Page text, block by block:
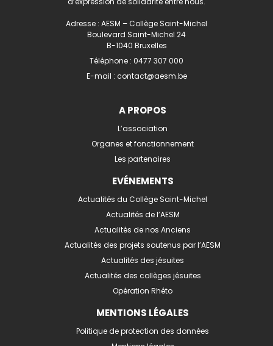
Adresse : AESM – Collège Saint-Michel
Boulevard Saint-Michel 24
B-1040 Bruxelles
Téléphone : 0477 307 000
E-mail : contact@aesm.be
A PROPOS
L’association
Organes et fonctionnement
Les partenaires
EVÉNEMENTS
Actualités du Collège Saint-Michel
Actualités de l’AESM
Actualités de nos Anciens
Actualités des projets soutenus par l’AESM
Actualités des jésuites
Actualités des collèges jésuites
Opération Rhéto
MENTIONS LÉGALES
Politique de protection des données